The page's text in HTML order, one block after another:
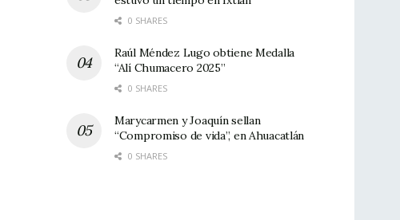
0 SHARES
Raúl Méndez Lugo obtiene Medalla
“Alí Chumacero 2025”
0 SHARES
Marycarmen y Joaquín sellan
“Compromiso de vida”, en Ahuacatlán
0 SHARES